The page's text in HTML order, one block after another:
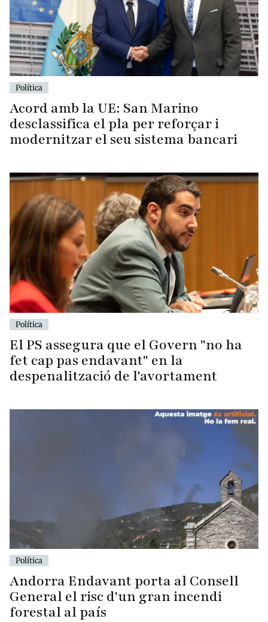
Política
Acord amb la UE: San Marino
desclassifica el pla per reforçar i
modernitzar el seu sistema bancari
Política
El PS assegura que el Govern "no ha
fet cap pas endavant" en la
despenalització de l'avortament
Política
Andorra Endavant porta al Consell
General el risc d'un gran incendi
forestal al país